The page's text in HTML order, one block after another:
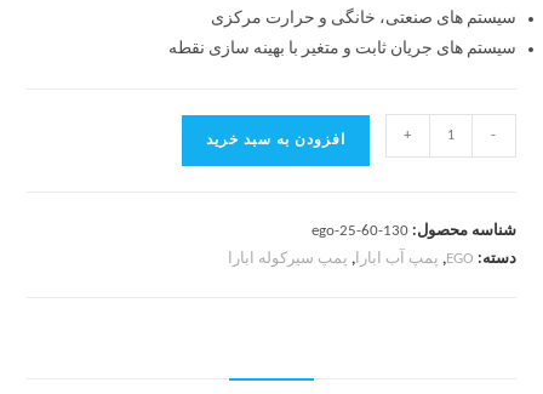
سیستم های صنعتی، خانگی و حرارت مرکزی
سیستم های جریان ثابت و متغیر با بهینه سازی نقطه
-
+ افزودن به سبد خرید
شناسه محصول:ego-25-60-130
دسته: EGO
, پمپ آب ابارا, پمپ سیرکوله ابارا